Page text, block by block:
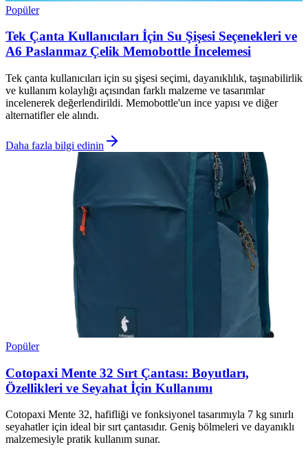
Popüler
Tek Çanta Kullanıcıları İçin Su Şişesi Seçenekleri ve
A6 Paslanmaz Çelik Memobottle İncelemesi
Tek çanta kullanıcıları için su şişesi seçimi, dayanıklılık, taşınabilirlik
ve kullanım kolaylığı açısından farklı malzeme ve tasarımlar
incelenerek değerlendirildi. Memobottle'un ince yapısı ve diğer
alternatifler ele alındı.
Daha fazla bilgi edinin
Popüler
Cotopaxi Mente 32 Sırt Çantası: Boyutları,
Özellikleri ve Seyahat İçin Kullanımı
Cotopaxi Mente 32, hafifliği ve fonksiyonel tasarımıyla 7 kg sınırlı
seyahatler için ideal bir sırt çantasıdır. Geniş bölmeleri ve dayanıklı
malzemesiyle pratik kullanım sunar.